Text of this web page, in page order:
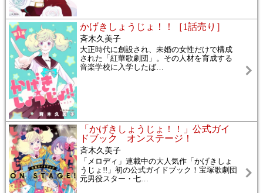
かげきしょうじょ！！［1話売り］
斉木久美子
大正時代に創設され、未婚の女性だけで構成
された「紅華歌劇団」。その人材を育成する
音楽学校に入学したば…
「かげきしょうじょ！！」公式ガイ
ドブック オンステージ！
斉木久美子
「メロディ」連載中の大人気作「かげきしょ
うじょ!!」初の公式ガイドブック！宝塚歌劇団
元男役スター・七…